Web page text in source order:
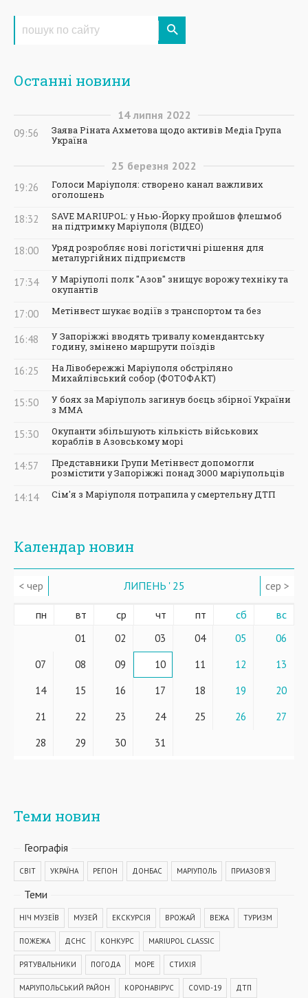
Останні новини
14 липня 2022
09:56
Заява Ріната Ахметова щодо активів Медіа Група
Україна
25 березня 2022
19:26
Голоси Маріуполя: створено канал важливих
оголошень
18:32
SAVE MARIUPOL: у Нью-Йорку пройшов флешмоб
на підтримку Маріуполя (ВІДЕО)
18:00
Уряд розробляє нові логістичні рішення для
металургійних підприємств
17:34
У Маріуполі полк "Азов" знищує ворожу техніку та
окупантів
17:00 Метінвест шукає водіїв з транспортом та без
16:48
У Запоріжжі вводять тривалу комендантську
годину, змінено маршрути поїздів
16:25
На Лівобережжі Маріуполя обстріляно
Михайлівський собор (ФОТОФАКТ)
15:50
У боях за Маріуполь загинув боєць збірної України
з ММА
15:30
Окупанти збільшують кількість військових
кораблів в Азовському морі
14:57
Представники Групи Метінвест допомогли
розмістити у Запоріжжі понад 3000 маріупольців
14:14 Сім'я з Маріуполя потрапила у смертельну ДТП
Календар новин
< чер ЛИПЕНЬ ' 25 сер >
пн вт ср чт пт сб вс
01 02 03 04 05
06
07
08 09 10 11 12
13
14
15 16 17 18 19
20
21
22 23 24 25 26
27
28
29 30 31
Теми новин
Географiя
СВІТ УКРАЇНА РЕГІОН ДОНБАС МАРІУПОЛЬ ПРИАЗОВ'Я
Теми
НІЧ МУЗЕЇВ МУЗЕЙ ЕКСКУРСІЯ ВРОЖАЙ ВЕЖА ТУРИЗМ
ПОЖЕЖА ДСНС КОНКУРС MARIUPOL CLASSIC
РЯТУВАЛЬНИКИ ПОГОДА МОРЕ СТИХІЯ
МАРІУПОЛЬСЬКИЙ РАЙОН КОРОНАВІРУС COVID-19 ДТП